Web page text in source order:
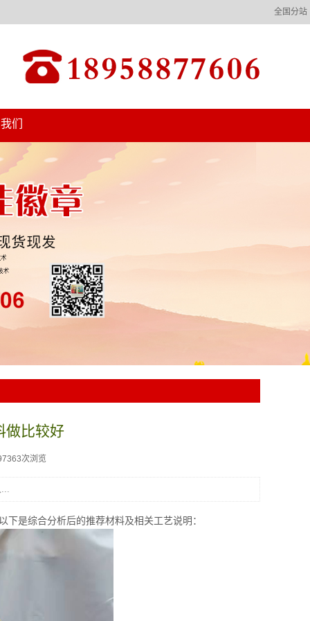
全国分站
们
做比较好
次浏览
是综合分析后的推荐材料及相关工艺说明：